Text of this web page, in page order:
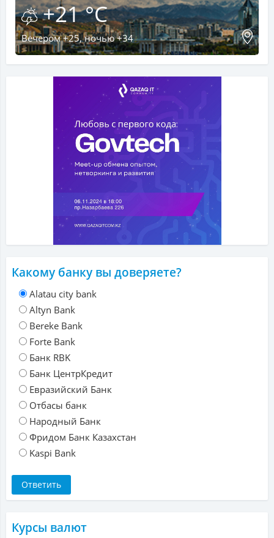
+21 °C
Вечером +25, ночью +34
Какому банку вы доверяете?
Alatau city bank
Altyn Bank
Bereke Bank
Forte Bank
Банк RBK
Банк ЦентрКредит
Евразийский Банк
Отбасы банк
Народный Банк
Фридом Банк Казахстан
Kaspi Bank
Курсы валют